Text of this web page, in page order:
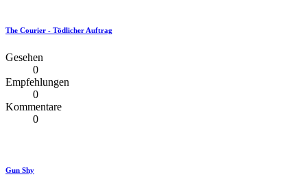
The Courier - Tödlicher Auftrag
Gesehen
0
Empfehlungen
0
Kommentare
0
Gun Shy